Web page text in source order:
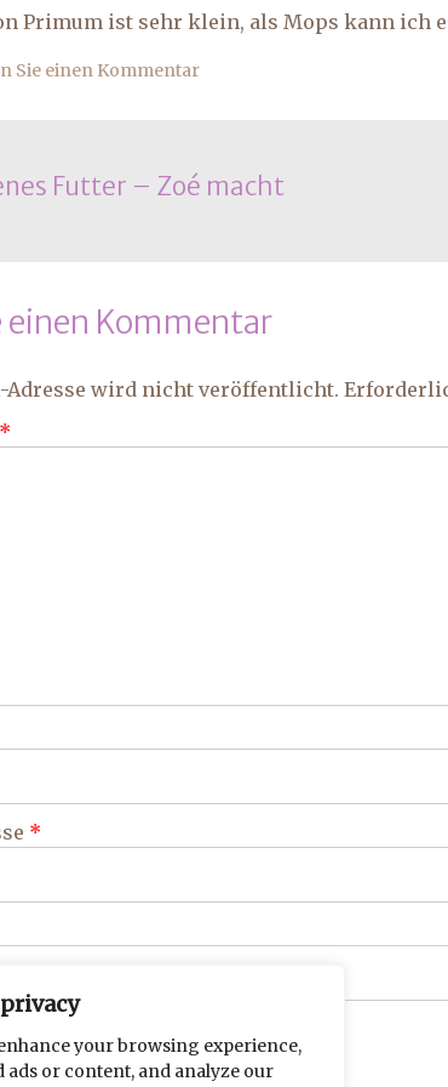
your browsing experience,
ads or content, and analyze our
Primum ist sehr klein, als Mops kann ich
Sie einen Kommentar
Futter – Zoé macht
einen Kommentar
Adresse wird nicht veröffentlicht.
*
*